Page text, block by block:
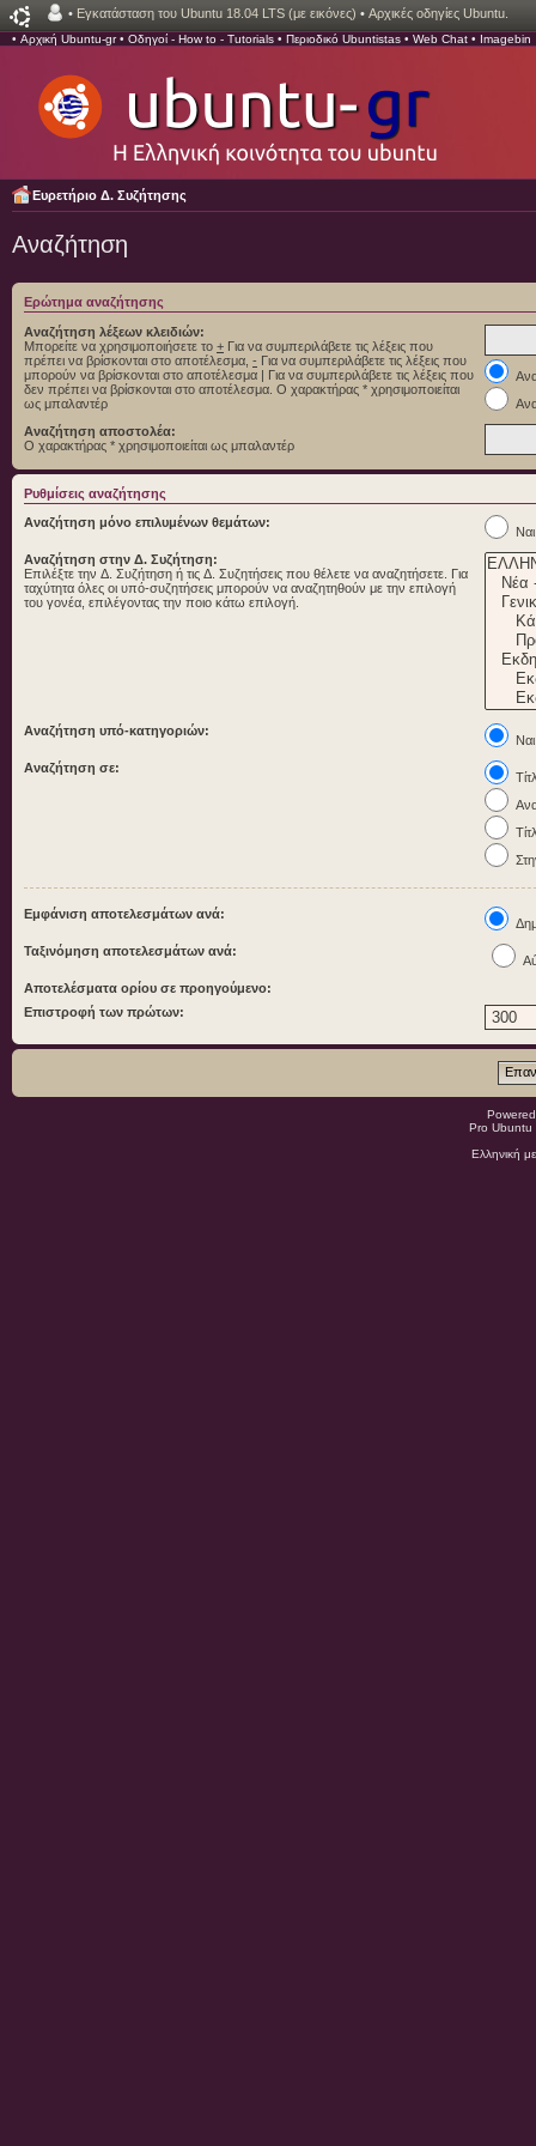
• Εγκατάσταση του Ubuntu 18.04 LTS (με εικόνες) • Αρχικές οδηγίες Ubuntu.
• Αρχική Ubuntu-gr• Οδηγοί - How to - Tutorials • Περιοδικό Ubuntistas • Web Chat • Imagebin
Ευρετήριο Δ. Συζήτησης
Αναζήτηση
Ερώτημα αναζήτησης
Αναζήτηση λέξεων κλειδιών:
Μπορείτε να χρησιμοποιήσετε το + Για να συμπεριλάβετε τις λέξεις που
πρέπει να βρίσκονται στο αποτέλεσμα, - Για να συμπεριλάβετε τις λέξεις που
μπορούν να βρίσκονται στο αποτέλεσμα | Για να συμπεριλάβετε τις λέξεις που
δεν πρέπει να βρίσκονται στο αποτέλεσμα. Ο χαρακτήρας * χρησιμοποιείται
ως μπαλαντέρ
Αναζήτηση αποστολέα:
Ο χαρακτήρας * χρησιμοποιείται ως μπαλαντέρ
Ρυθμίσεις αναζήτησης
Αναζήτηση μόνο επιλυμένων θεμάτων:
Ναι
Αναζήτηση στην Δ. Συζήτηση:
Επιλέξτε την Δ. Συζήτηση ή τις Δ. Συζητήσεις που θέλετε να αναζητήσετε. Για
ταχύτητα όλες οι υπό-συζητήσεις μπορούν να αναζητηθούν με την επιλογή
του γονέα, επιλέγοντας την ποιο κάτω επιλογή.
Αναζήτηση υπό-κατηγοριών:
Ναι
Αναζήτηση σε:
Εμφάνιση αποτελεσμάτων ανά:
Ταξινόμηση αποτελεσμάτων ανά:
Αποτελέσματα ορίου σε προηγούμενο:
Επιστροφή των πρώτων:
Pro
Ελληνική